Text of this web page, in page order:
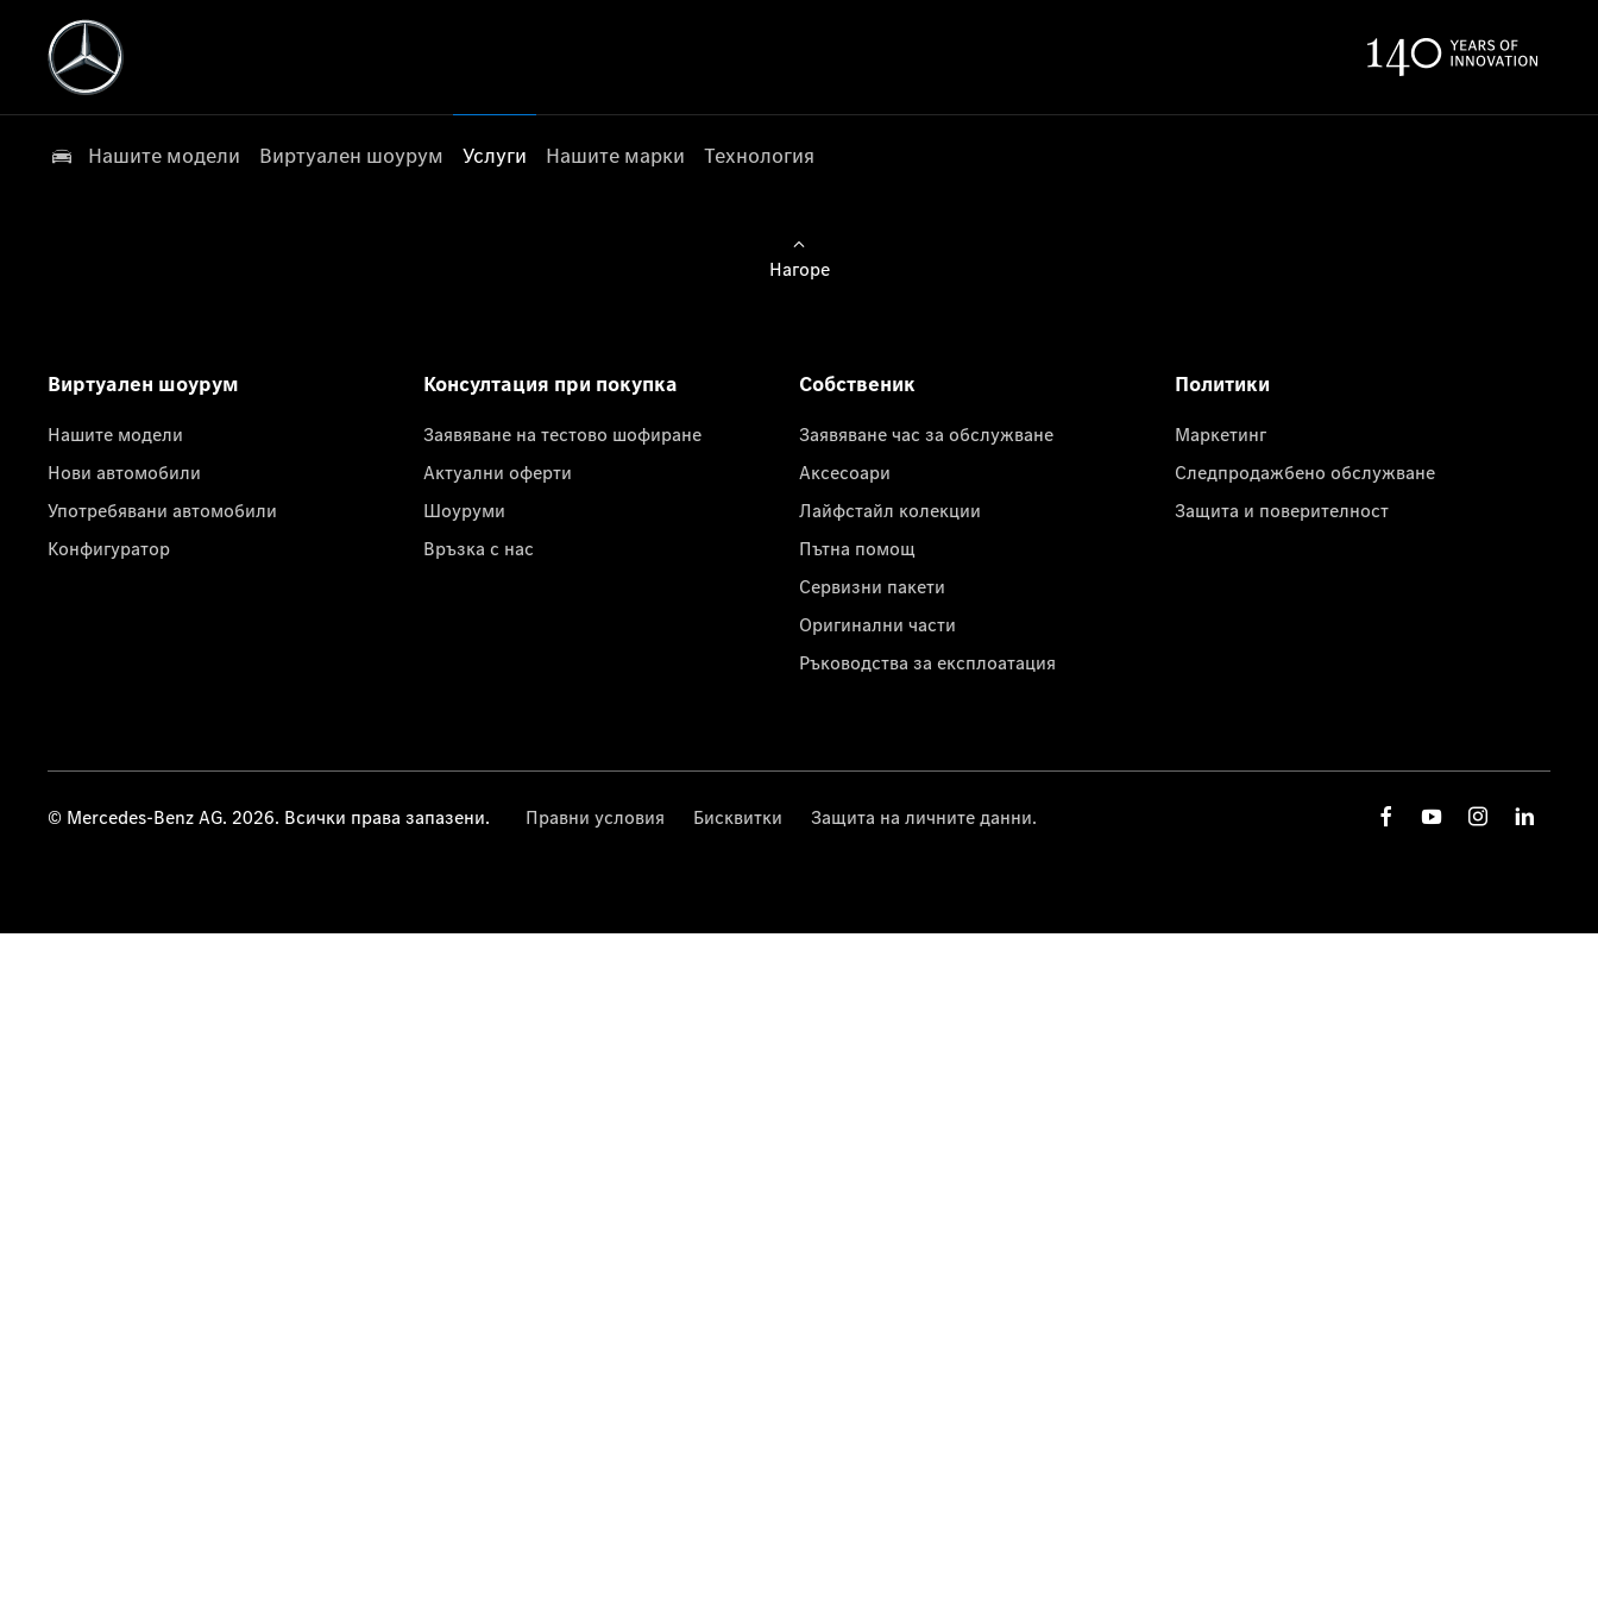
Нашите модели Виртуален шоурум Услуги Нашите марки Технология
Нагоре
Виртуален шоурум
Нашите модели
Нови автомобили
Употребявани автомобили
Конфигуратор
Консултация при покупка
Заявяване на тестово шофиране
Актуални оферти
Шоуруми
Връзка с нас
Собственик
Заявяване час за обслужване
Аксесоари
Лайфстайл колекции
Пътна помощ
Сервизни пакети
Оригинални части
Ръководства за експлоатация
Политики
Маркетинг
Следпродажбено обслужване
Защита и поверителност
© Mercedes-Benz AG. 2026. Всички права запазени. Правни условия Бисквитки Защита на личните данни.